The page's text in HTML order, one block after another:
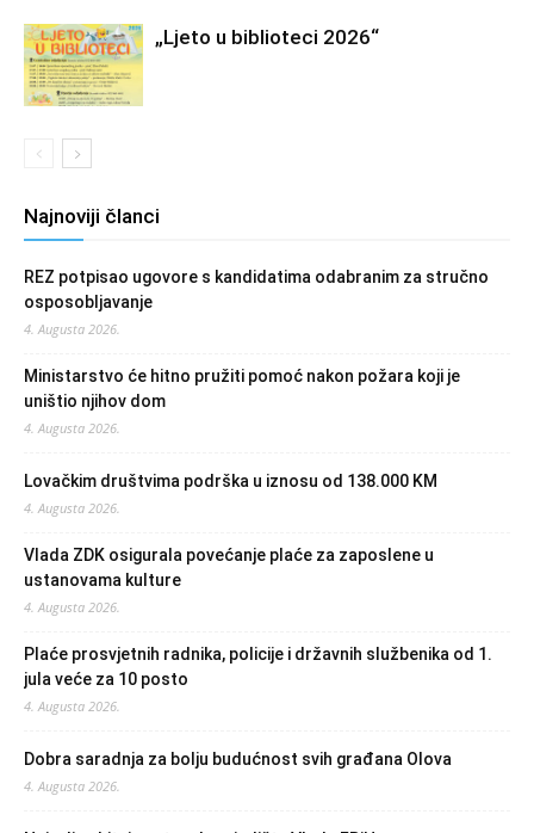
„Ljeto u biblioteci 2026“
Najnoviji članci
REZ potpisao ugovore s kandidatima odabranim za stručno
osposobljavanje
4. Augusta 2026.
Ministarstvo će hitno pružiti pomoć nakon požara koji je
uništio njihov dom
4. Augusta 2026.
Lovačkim društvima podrška u iznosu od 138.000 KM
4. Augusta 2026.
Vlada ZDK osigurala povećanje plaće za zaposlene u
ustanovama kulture
4. Augusta 2026.
Plaće prosvjetnih radnika, policije i državnih službenika od 1.
jula veće za 10 posto
4. Augusta 2026.
Dobra saradnja za bolju budućnost svih građana Olova
4. Augusta 2026.